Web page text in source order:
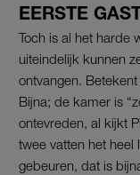
EERSTE
Toch is al het harde
uiteindelijk kunnen
ontvangen.
Bijna; de kamer is
ontevreden, al kijkt
twee vatten het heel
gebeuren, dat is